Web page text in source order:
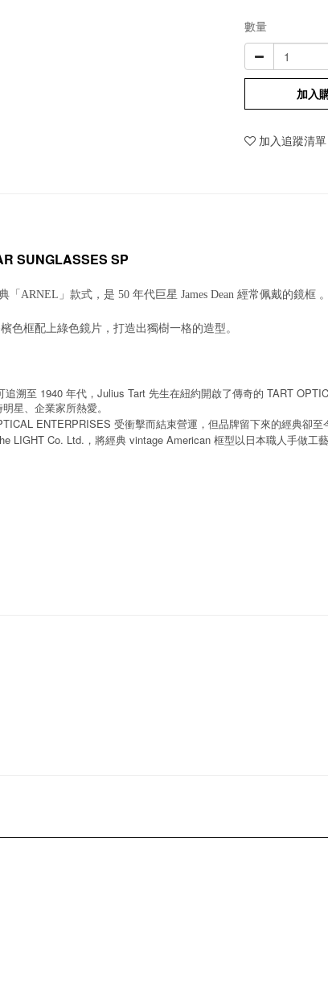
數量
加入
加入追蹤清單
SUNGLASSES SP
「ARNEL」款式，是 50 年代巨星 James Dean 經常佩戴的鏡框
色框配上綠色鏡片，打造出獨樹一格的造型。
追溯至 1940 年代， Julius Tart 先生在紐約開啟了傳奇的 TART
星、企業家所熱愛。
ENTERPRISES 受衝擊而結束營運，但品牌留下來的經典卻至
LIGHT Co. Ltd. ，將經典 vintage American 框型以日本職人手做工